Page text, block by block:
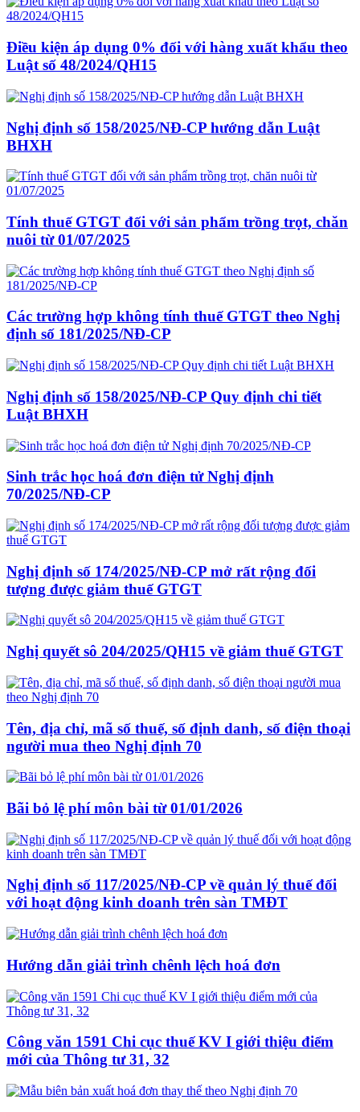
Điều kiện áp dụng 0% đối với hàng xuất khẩu theo
Luật số 48/2024/QH15
Nghị định số 158/2025/NĐ-CP hướng dẫn Luật
BHXH
Tính thuế GTGT đối với sản phẩm trồng trọt, chăn
nuôi từ 01/07/2025
Các trường hợp không tính thuế GTGT theo Nghị
định số 181/2025/NĐ-CP
Nghị định số 158/2025/NĐ-CP Quy định chi tiết
Luật BHXH
Sinh trắc học hoá đơn điện tử Nghị định
70/2025/NĐ-CP
Nghị định số 174/2025/NĐ-CP mở rất rộng đối
tượng được giảm thuế GTGT
Nghị quyết sô 204/2025/QH15 về giảm thuế GTGT
Tên, địa chỉ, mã số thuế, số định danh, số điện thoại
người mua theo Nghị định 70
Bãi bỏ lệ phí môn bài từ 01/01/2026
Nghị định số 117/2025/NĐ-CP về quản lý thuế đối
với hoạt động kinh doanh trên sàn TMĐT
Hướng dẫn giải trình chênh lệch hoá đơn
Công văn 1591 Chi cục thuế KV I giới thiệu điểm
mới của Thông tư 31, 32